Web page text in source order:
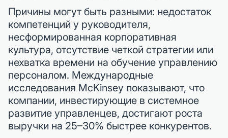
Причины могут быть разными: недостаток
компетенций у руководителя,
несформированная корпоративная
культура, отсутствие четкой стратегии или
нехватка времени на обучение управлению
персоналом. Международные
исследования McKinsey показывают, что
компании, инвестирующие в системное
развитие управленцев, достигают роста
выручки на 25–30% быстрее конкурентов.